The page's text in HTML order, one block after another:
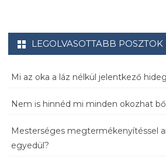
LEGOLVASOTTABB POSZTOK
Mi az oka a láz nélkül jelentkező
Nem is hinnéd mi minden okozhat
Mesterséges megtermékenyítéssel
egyedül?